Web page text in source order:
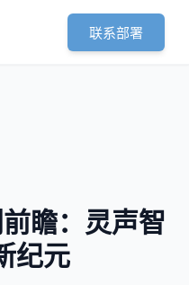
联系部署
瞻：灵声智
纪元